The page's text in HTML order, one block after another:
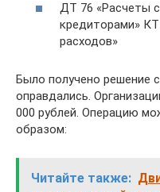
ДТ 76 «Расчеты
кредиторами»
расходов»
Было получено решение
оправдались.
000 рублей. Операцию
образом:
Читайте также: